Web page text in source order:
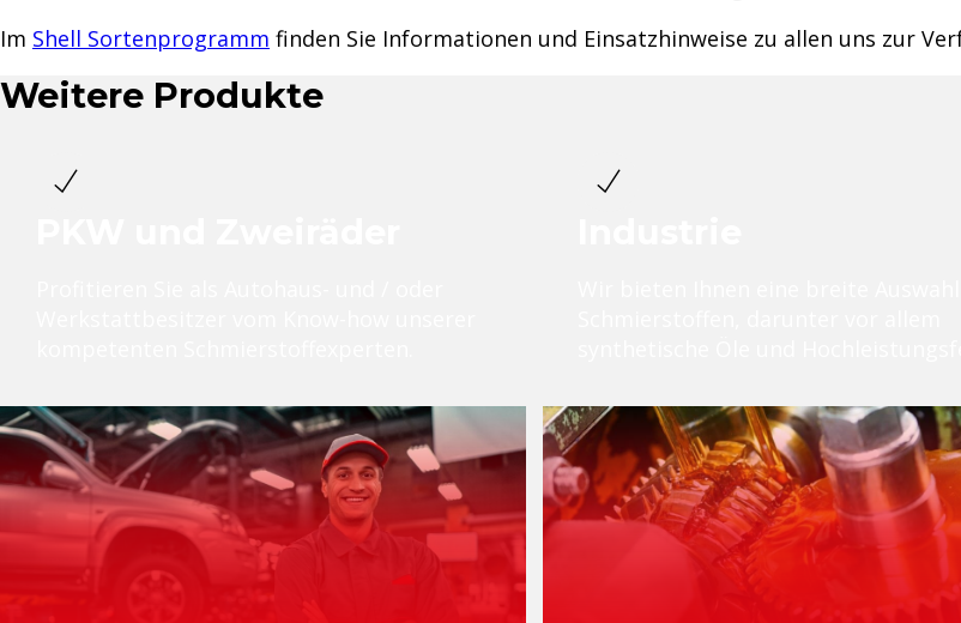
Im Shell Sortenprogramm finden Sie Informationen und Einsatzhinweise zu allen uns zur
Weitere Produkte